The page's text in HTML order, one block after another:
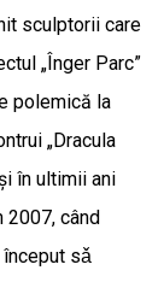
sculptorii care
„Înger Parc”
polemică la
„Dracula
în ultimii ani
când
sǎ